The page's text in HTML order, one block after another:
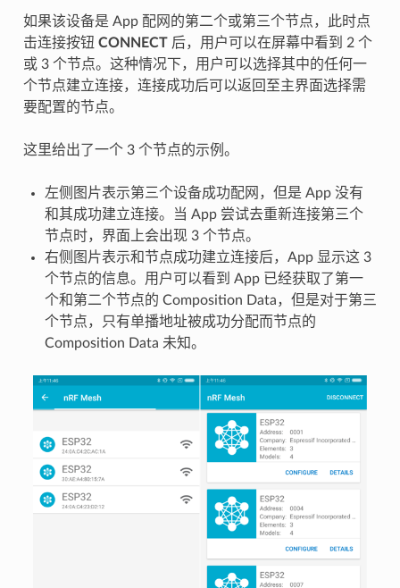
如果该设备是 App 配网的第二个或第三个节点，此时点
击连接按钮 CONNECT后，用户可以在屏幕中看到 2 个
或 3 个节点。这种情况下，用户可以选择其中的任何一
个节点建立连接，连接成功后可以返回至主界面选择需
要配置的节点。
这里给出了一个 3 个节点的示例。
左侧图片表示第三个设备成功配网，但是 App 没有
和其成功建立连接。当 App 尝试去重新连接第三个
节点时，界面上会出现 3 个节点。
右侧图片表示和节点成功建立连接后，App 显示这 3
个节点的信息。用户可以看到 App 已经获取了第一
个和第二个节点的 Composition Data，但是对于第三
个节点，只有单播地址被成功分配而节点的
Composition Data 未知。